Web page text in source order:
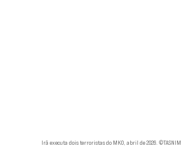
Irã executa dois terroristas do MKO, abril de 2026. ©TASNIM